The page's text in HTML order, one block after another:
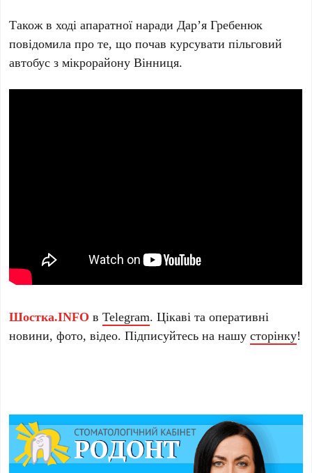
Також в ході апаратної наради Дар’я Гребенюк
повідомила про те, що почав курсувати пільговий
автобус з мікрорайону Вінниця.
Шостка.INFO вTelegram. Цікаві та оперативні
новини, фото, відео. Підписуйтесь на нашусторінку!